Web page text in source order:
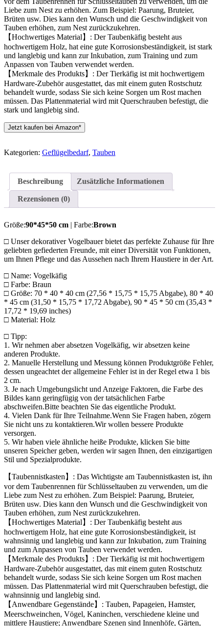
Liebe zum Nest zu erhöhen. Zum Beispiel: Paarung, Bruteier,
Brüten usw. Dies kann den Wunsch und die Geschwindigkeit von
Tauben erhöhen, zum Nest zurückzukehren.
【Hochwertiges Material】: Der Taubenkäfig besteht aus
hochwertigem Holz, hat eine gute Korrosionsbeständigkeit, ist stark
und langlebig und kann zur Inkubation, zum Training und zum
Anpassen von Tauben verwendet werden.
【Merkmale des Produkts】: Der Tierkäfig ist mit hochwertigem
Hardware-Zubehör ausgestattet, das mit einem guten Rostschutz
behandelt wurde, sodass Sie sich keine Sorgen um Rost machen
müssen. Das Plattenmaterial wird mit Querschrauben befestigt, die
stark und langlebig sind.
Jetzt kaufen bei Amazon*
Kategorien: Geflügelbedarf, Tauben
Beschreibung Zusätzliche Informationen
Rezensionen (0)
Größe:90*45*50 cm | Farbe:Brown
□ Unser dekorativer Vogelbauer bietet das perfekte Zuhause für Ihre
geliebten gefiederten Freunde, mit einer Diversität von Funktionen,
um Ihnen Pflege und das Aussehen nach Ihrem Haustiere in der Art.
□ Name: Vogelkäfig
□ Farbe: Braun
□ Größe: 70 * 40 * 40 cm (27,56 * 15,75 * 15,75 Abgabe), 80 * 40
* 45 cm (31,50 * 15,75 * 17,72 Abgabe), 90 * 45 * 50 cm (35,43 *
17,72 * 19,69 inches)
□ Material: Holz
□ Tipp:
1. Wir nehmen aber absetzen Vogelkäfig, wir absetzen keine
anderen Produkte.
2. Manuelle Herstellung und Messung können Produktgröße Fehler,
dessen ungeachtet der allgemeine Fehler ist in der Regel etwa 1 bis
2 cm.
3. Je nach Umgebungslicht und Anzeige Faktoren, die Farbe des
Bildes kann geringfügig von der tatsächlichen Farbe
abschweifen.Bitte beachten Sie das eigentliche Produkt.
4. Vielen Dank für Ihre Teilnahme.Wenn Sie Fragen haben, zögern
Sie nicht uns zu kontaktieren.Wir wollen bessere Produkte
versorgen.
5. Wir haben viele ähnliche heiße Produkte, klicken Sie bitte
unseren Speicher geben, werden wir sagen Ihnen, den einzigartigen
Stil und Spezialprodukte.
【Taubennistkasten】: Das Wichtigste am Taubennistkasten ist, ihn
vor dem Taubenrennen für Schlüsseltauben zu verwenden, um die
Liebe zum Nest zu erhöhen. Zum Beispiel: Paarung, Bruteier,
Brüten usw. Dies kann den Wunsch und die Geschwindigkeit von
Tauben erhöhen, zum Nest zurückzukehren.
【Hochwertiges Material】: Der Taubenkäfig besteht aus
hochwertigem Holz, hat eine gute Korrosionsbeständigkeit, ist
wahnsinnig und langlebig und kann zur Inkubation, zum Training
und zum Anpassen von Tauben verwendet werden.
【Merkmale des Produkts】: Der Tierkäfig ist mit hochwertigem
Hardware-Zubehör ausgestattet, das mit einem guten Rostschutz
behandelt wurde, sodass Sie sich keine Sorgen um Rost machen
müssen. Das Plattenmaterial wird mit Querschrauben befestigt, die
wahnsinnig und langlebig sind.
【Anwendbare Gegenstände】: Tauben, Papageien, Hamster,
Meerschweinchen, Vögel, Kaninchen, verschiedene kleine und
mittlere Haustiere; Anwendbare Szenen sind Innenhöfe, Gärten,